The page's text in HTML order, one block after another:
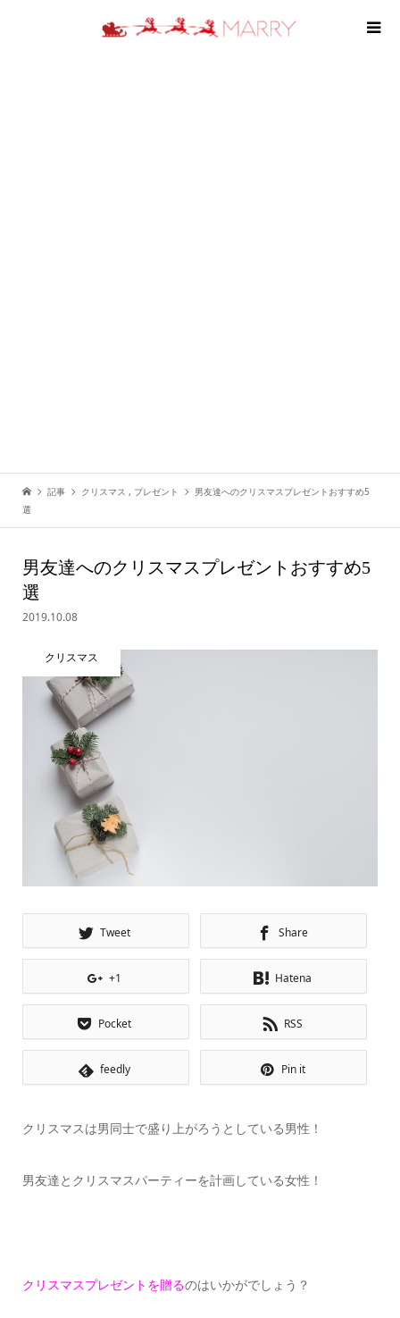
記事 クリスマス , プレゼント
男友達へのクリスマスプレゼントおすすめ5
選
男友達へのクリスマスプレゼントおすすめ5
選
2019.10.08
クリスマス
Tweet Share
+1 Hatena
Pocket RSS
feedly Pin it
クリスマスは男同士で盛り上がろうとしている男性！
男友達とクリスマスパーティーを計画している女性！
クリスマスプレゼントを贈るのはいかがでしょう？